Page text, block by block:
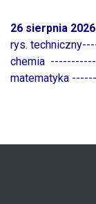
26 sierpnia
rys.
chemia
matematyka